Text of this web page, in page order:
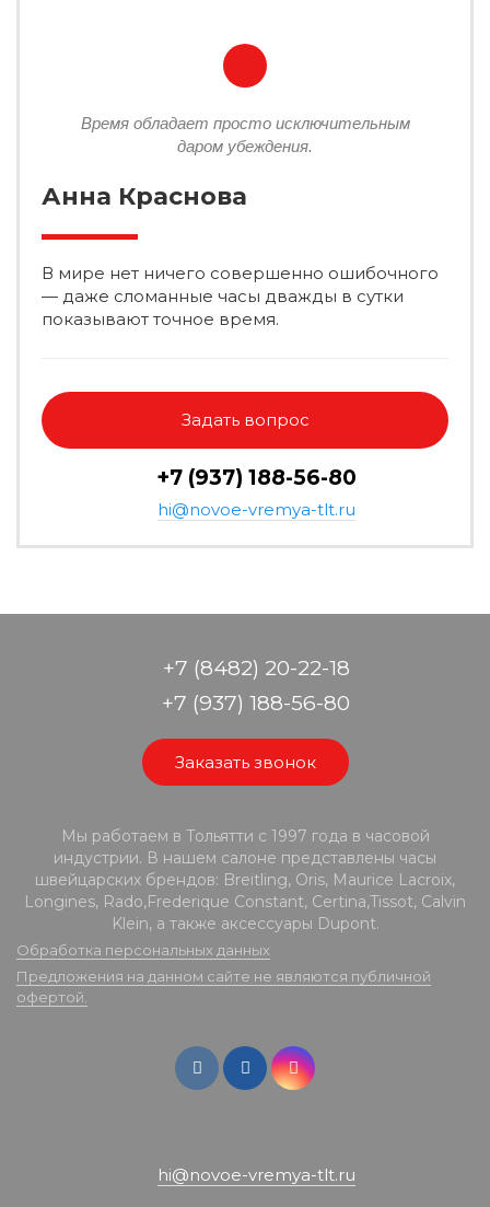
Время обладает просто исключительным
даром убеждения.
Анна Краснова
В мире нет ничего совершенно ошибочного
— даже сломанные часы дважды в сутки
показывают точное время.
Задать вопрос
+7 (937) 188-56-80
hi@novoe-vremya-tlt.ru
+7 (8482) 20-22-18
+7 (937) 188-56-80
Заказать звонок
Мы работаем в Тольятти с 1997 года в часовой
индустрии. В нашем салоне представлены часы
швейцарских брендов: Breitling, Oris, Maurice Lacroix,
Longines, Rado,Frederique Constant, Certina,Tissot, Calvin
Klein, а также аксессуары Dupont.
Обработка персональных данных
Предложения на данном сайте не являются публичной
офертой.
hi@novoe-vremya-tlt.ru